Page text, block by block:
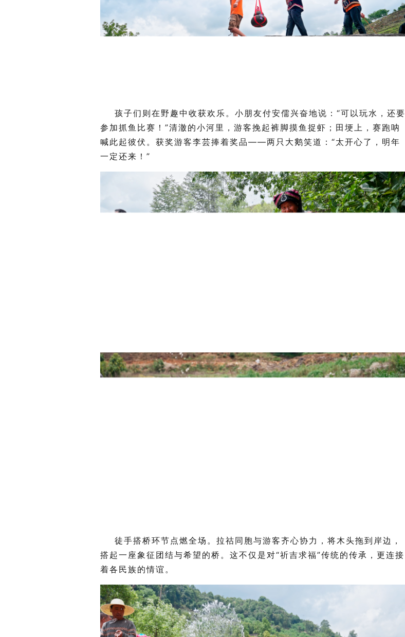
孩子们则在野趣中收获欢乐。小朋友付安儒兴奋地说：“可以玩水，还要
参加抓鱼比赛！”清澈的小河里，游客挽起裤脚摸鱼捉虾；田埂上，赛跑呐
喊此起彼伏 。获奖游客李芸捧着奖品——两只大鹅笑道：“太开心了，明年
一定还来！”
徒手搭桥环节点燃全场。拉祜同胞与游客齐心协力，将木头拖到岸边，
搭起一座象征团结与希望的桥。这不仅是对“祈吉求福”传统的传承，更连接
着各民族的情谊。